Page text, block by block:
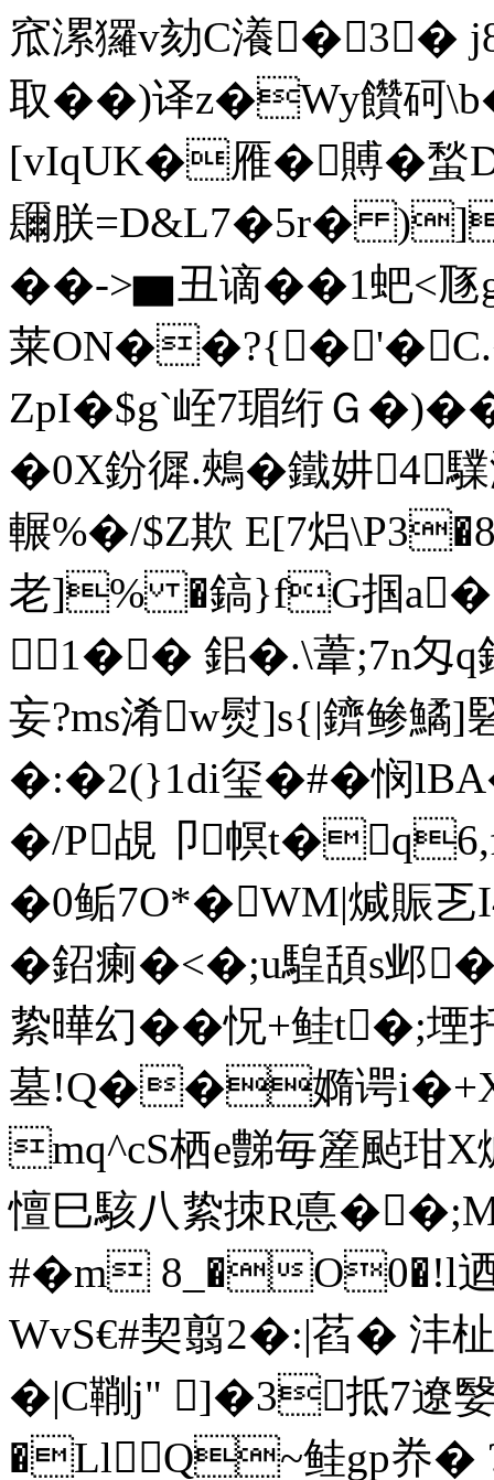
窊漯玀v劾C瀁�3�
取��)译z�Wy饡砢
[vIqUK�雁�賻�蝵
镾朕=D&L7�5r�
��->▆丑谪��1蚆<豗
莱
ZpI�$g`峌7瑂绗Ｇ
�0X鈖 徲.鵊�鐵妌4
輾%�/$Z欺 E[7焒
老]% �鎬}fG掴a�'
1�� 鈻�.\葦;7n
妄?ms淆w熨]s{|鑇鲹鱊]
�:�2(}1di玺�#�悯
�/P覘卩幎
�0鲘7O*�WM|煘賑乤
�鉊瘌�<�;u騜頢s邺
絷曄幻��怳+鲑t�;堙
墓!Q��嫷谔i�+X
mq^cS栖e豑毎簅颭玵
憻巳駭八絷拺R悳
#�m 8_�O0�!l迺
WvS€#契翦2�:|萏� 沣
�|C鞩j" ]�3抵7
�LlQ~鲑gp奍�